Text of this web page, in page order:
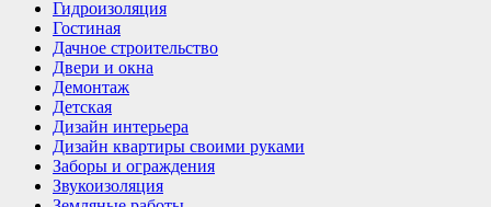
Гидроизоляция
Гостиная
Дачное строительство
Двери и окна
Демонтаж
Детская
Дизайн интерьера
Дизайн квартиры своими руками
Заборы и ограждения
Звукоизоляция